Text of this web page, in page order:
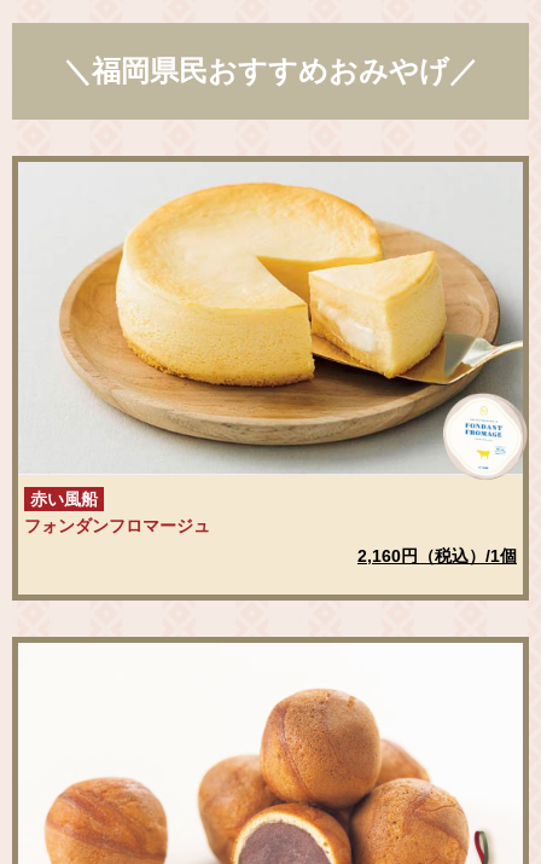
＼福岡県民おすすめおみやげ／
赤い風船
フォンダンフロマージュ
2,160円（税込）/1個